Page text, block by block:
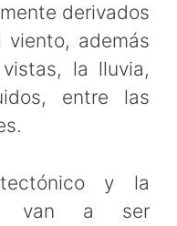
derivados
además
la lluvia,
entre las
y la
van a ser